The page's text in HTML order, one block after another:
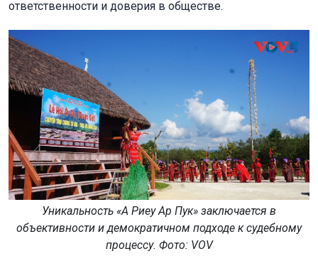
ответственности и доверия в обществе.
Уникальность «А Риеу Ар Пук» заключается в
объективности и демократичном подходе к судебному
процессу. Фото: VOV